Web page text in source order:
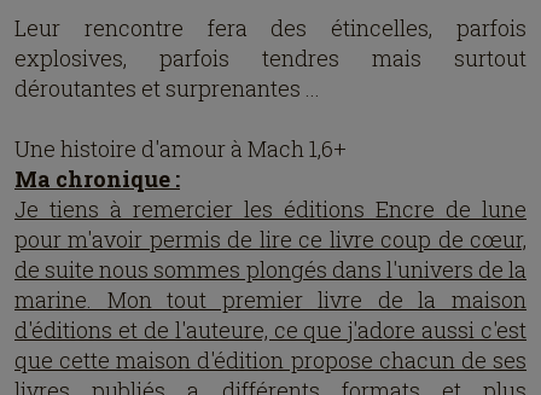
Leur rencontre fera des étincelles, parfois
explosives, parfois tendres mais surtout
déroutantes et surprenantes ...
Une histoire d'amour à Mach 1,6+
Ma chronique :
Je tiens à remercier les éditions Encre de lune
pour m'avoir permis de lire ce livre coup de cœur,
de suite nous sommes plongés dans l'univers de la
marine. Mon tout premier livre de la maison
d'éditions et de l'auteure, ce que j'adore aussi c'est
que cette maison d'édition propose chacun de ses